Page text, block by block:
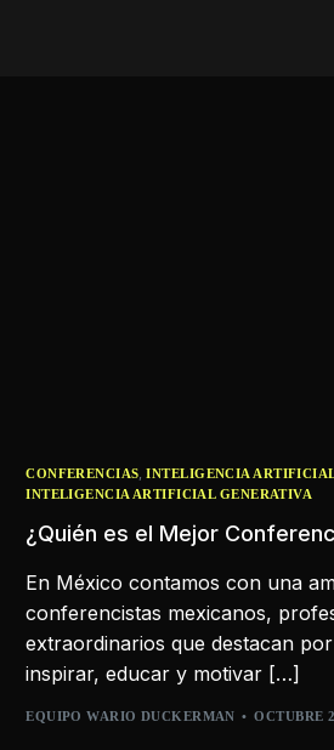
CONFERENCIAS,INTELIGENCIA
INTELIGENCIA ARTIFICIAL GENERATIVA
¿Quién es el Mejor
En México contamos con una
conferencistas mexicanos,
extraordinarios que destacan
inspirar, educar y motivar […]
EQUIPO WARIO DUCKERMAN OCTUBRE